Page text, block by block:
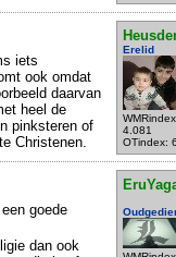
Erelid
4.081
OTindex:
iets
ook omdat
daarvan
heel de
pinksteren of
Christenen.
goede
dan ook